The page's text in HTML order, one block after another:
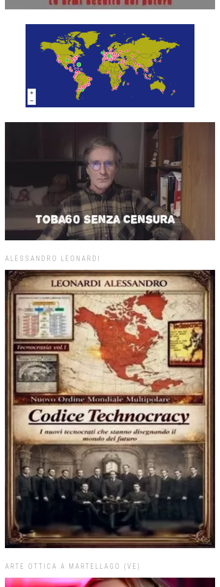
ALESSANDRO LEONARDI
ARTE OTTICA A MARTELLAGO (VE)